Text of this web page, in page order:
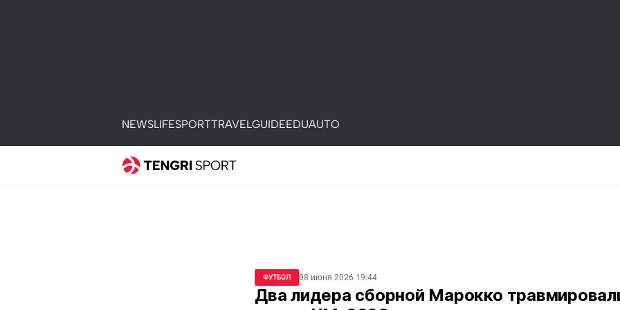
NEWSLIFESPORTTRAVELGUIDEEDUAUTO
ФУТБОЛ 08 июня 2026 19:44
Два лидера сборной Марокко